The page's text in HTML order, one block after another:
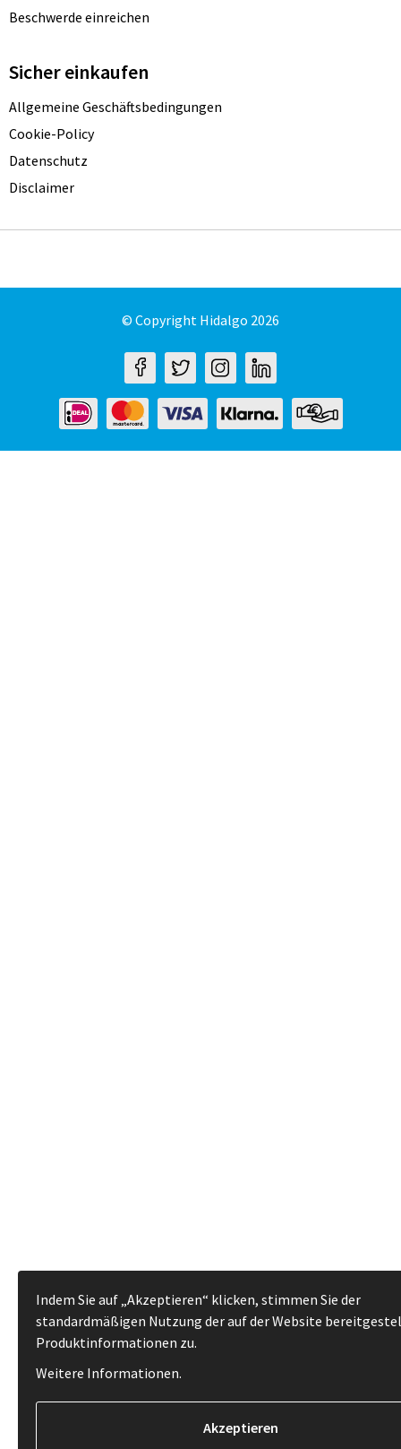
Beschwerde einreichen
Sicher einkaufen
Allgemeine Geschäftsbedingungen
Cookie-Policy
Datenschutz
Disclaimer
© Copyright Hidalgo 2026
Indem Sie auf „Akzeptieren“ klicken, stimmen Sie der
standardmäßigen Nutzung der auf der Website
Produktinformationen zu.
Weitere Informationen.